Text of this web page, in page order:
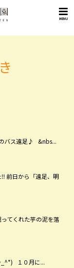
MENU
バス遠足♪ &nbs...
前日から「遠足、明
てくれた芋の泥を落
１０月に...